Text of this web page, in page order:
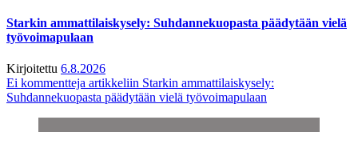
Starkin ammattilaiskysely: Suhdannekuopasta päädytään vielä
työvoimapulaan
Kirjoitettu 6.8.2026
Ei kommentteja artikkeliin Starkin ammattilaiskysely:
Suhdannekuopasta päädytään vielä työvoimapulaan